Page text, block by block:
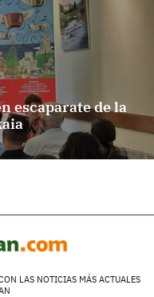
escaparate de la
LAS NOTICIAS MÁS ACTUALES